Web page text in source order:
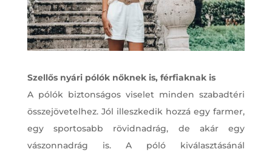
Szellős nyári pólók nőknek is, férfiaknak is
A pólók biztonságos viselet minden szabadtéri
összejövetelhez. Jól illeszkedik hozzá egy farmer,
egy sportosabb rövidnadrág, de akár egy
vászonnadrág is. A póló kiválasztásánál